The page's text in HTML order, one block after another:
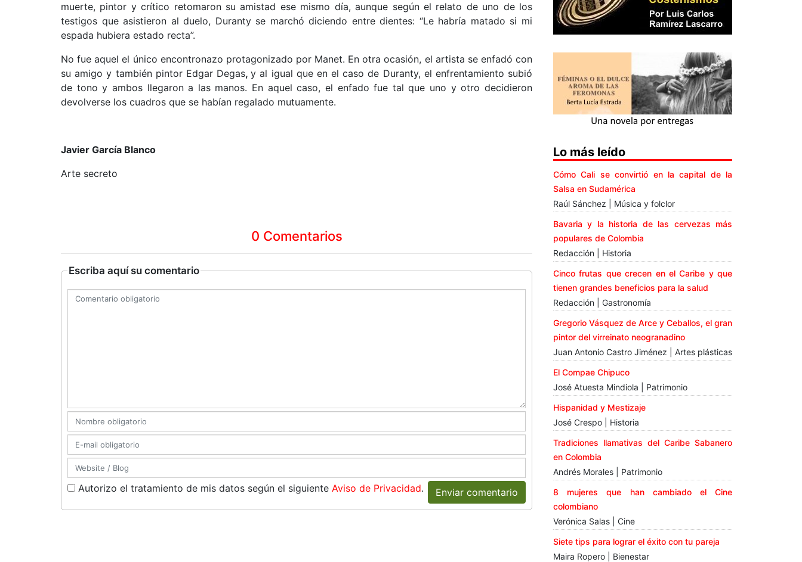
muerte, pintor y crítico retomaron su amistad ese mismo día, aunque según el relato de uno de los
testigos que asistieron al duelo, Duranty se marchó diciendo entre dientes: “Le habría matado si mi
espada hubiera estado recta”.
No fue aquel el único encontronazo protagonizado por Manet. En otra ocasión, el artista se enfadó con
su amigo y también pintor Edgar Degas,y al igual que en el caso de Duranty, el enfrentamiento subió
de tono y ambos llegaron a las manos. En aquel caso, el enfado fue tal que uno y otro decidieron
devolverse los cuadros que se habían regalado mutuamente.
Javier García Blanco
Arte secreto
0 Comentarios
Escriba aquí su comentario
Autorizo el tratamiento de mis datos según el siguiente Aviso de Privacidad. Enviar comentario
Lo más leído
Cómo Cali se convirtió en la capital de la
Salsa en Sudamérica
Raúl Sánchez | Música y folclor
Bavaria y la historia de las cervezas más
populares de Colombia
Redacción | Historia
Cinco frutas que crecen en el Caribe y que
tienen grandes beneficios para la salud
Redacción | Gastronomía
Gregorio Vásquez de Arce y Ceballos, el gran
pintor del virreinato neogranadino
Juan Antonio Castro Jiménez | Artes plásticas
El Compae Chipuco
José Atuesta Mindiola | Patrimonio
Hispanidad y Mestizaje
José Crespo | Historia
Tradiciones llamativas del Caribe Sabanero
en Colombia
Andrés Morales | Patrimonio
8 mujeres que han cambiado el Cine
colombiano
Verónica Salas | Cine
Siete tips para lograr el éxito con tu pareja
Maira Ropero | Bienestar